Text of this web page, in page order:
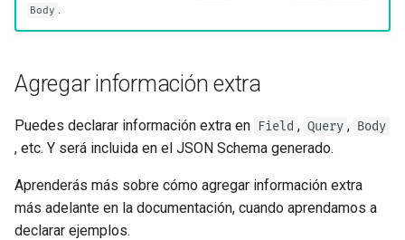
Body .
Agregar información extra
Puedes declarar información extra en Field , Query , Body
, etc. Y será incluida en el JSON Schema generado.
Aprenderás más sobre cómo agregar información extra
más adelante en la documentación, cuando aprendamos a
declarar ejemplos.